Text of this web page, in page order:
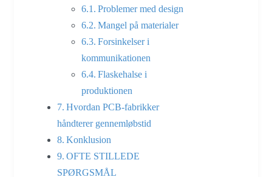
Problemer med design
Mangel på materialer
Forsinkelser i
kommunikationen
Flaskehalse i
produktionen
Hvordan PCB-fabrikker
håndterer gennemløbstid
Konklusion
OFTE STILLEDE
SPØRGSMÅL